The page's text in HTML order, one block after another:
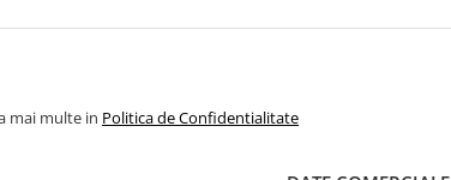
mai multe in Politica de Confidentialitate